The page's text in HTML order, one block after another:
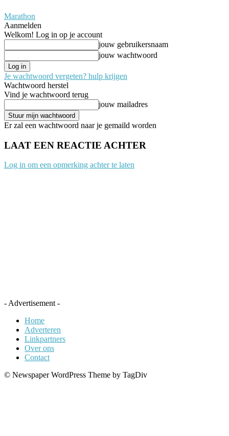
Marathon
Aanmelden
Welkom! Log in op je account
jouw gebruikersnaam
jouw wachtwoord
Je wachtwoord vergeten? hulp krijgen
Wachtwoord herstel
Vind je wachtwoord terug
jouw mailadres
Er zal een wachtwoord naar je gemaild worden
LAAT EEN REACTIE ACHTER
Log in om een opmerking achter te laten
- Advertisement -
Home
Adverteren
Linkpartners
Over ons
Contact
© Newspaper WordPress Theme by TagDiv